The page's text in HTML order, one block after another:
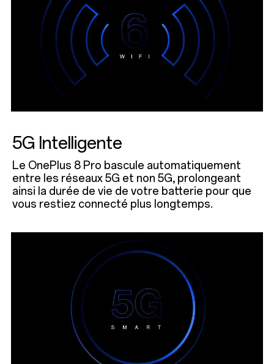
5G Intelligente
Le OnePlus 8 Pro bascule automatiquement
entre les réseaux 5G et non 5G, prolongeant
ainsi la durée de vie de votre batterie pour que
vous restiez connecté plus longtemps.